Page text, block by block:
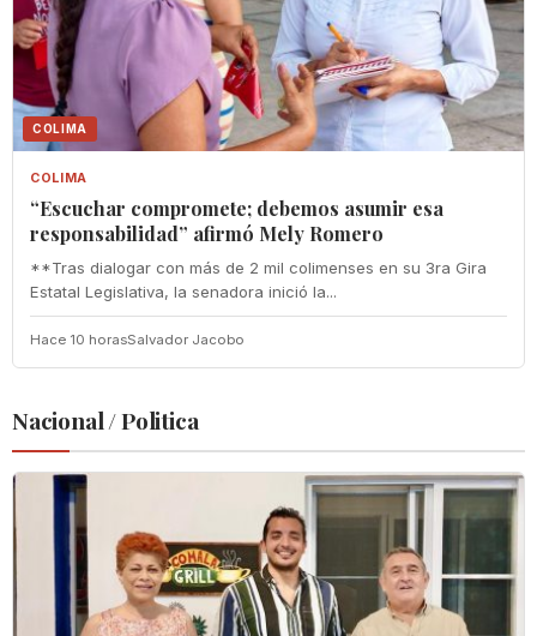
COLIMA
COLIMA
“Escuchar compromete; debemos asumir esa
responsabilidad” afirmó Mely Romero
**Tras dialogar con más de 2 mil colimenses en su 3ra Gira
Estatal Legislativa, la senadora inició la...
Hace 10 horasSalvador Jacobo
Nacional / Politica